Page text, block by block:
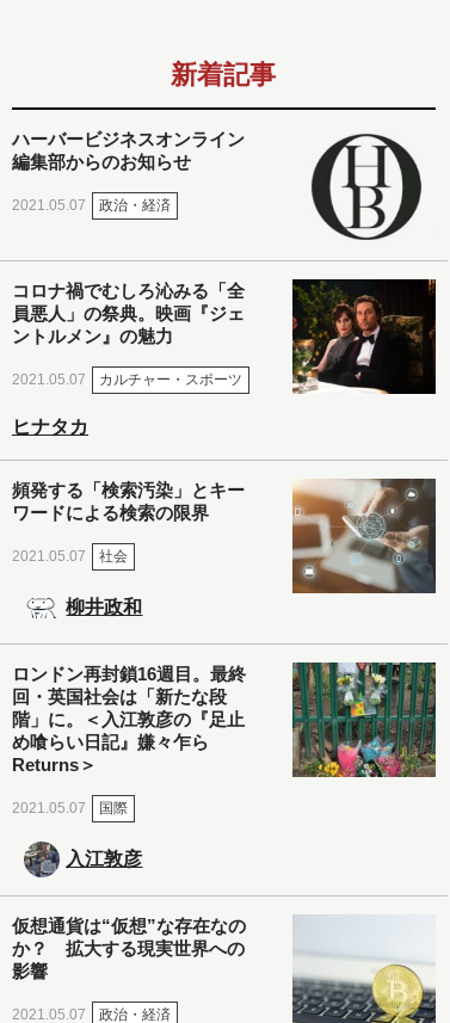
新着記事
ハーバービジネスオンライン
編集部からのお知らせ
2021.05.07 政治・経済
コロナ禍でむしろ沁みる「全
員悪人」の祭典。映画『ジェ
ントルメン』の魅力
2021.05.07 カルチャー・スポーツ
ヒナタカ
頻発する「検索汚染」とキー
ワードによる検索の限界
2021.05.07 社会
柳井政和
ロンドン再封鎖16週目。最終
回・英国社会は「新たな段
階」に。＜入江敦彦の『足止
め喰らい日記』嫌々乍ら
Returns＞
2021.05.07 国際
入江敦彦
仮想通貨は“仮想”な存在なの
か？ 拡大する現実世界への
影響
2021.05.07 政治・経済